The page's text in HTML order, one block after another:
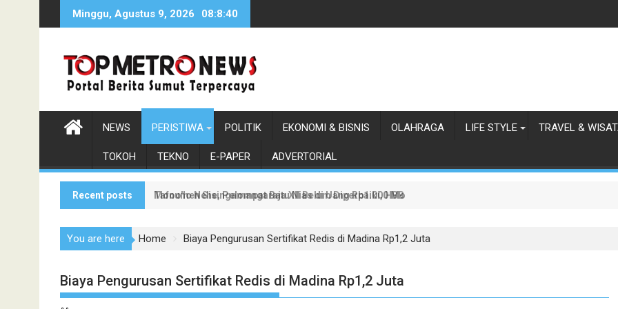
Minggu, Agustus 9, 2026 08:8:41
NEWS PERISTIWA POLITIK EKONOMI & BISNIS OLAHRAGA LIFE STYLE TRAVEL &
TOKOH TEKNO E-PAPER ADVERTORIAL
Recent posts Tafoo'lo Nehe, Pelompat Batu Nias di Uang Rp1.000 Mohon ke Prabowo Diundang Upacara HUT ke-81
Monumen Sisingamangaraja XII Belum Diperbaiki, HBB Ajak Orang Batak Menyikapi Ketidakperdulian
You are here Home Biaya Pengurusan Sertifikat Redis di Madina Rp1,2 Juta
Biaya Pengurusan Sertifikat Redis di Madina Rp1,2 Juta